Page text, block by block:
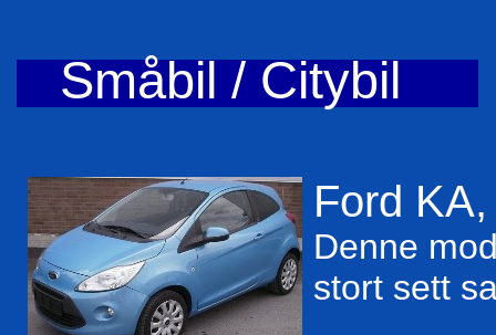
Småbil / Citybil
Ford
Denne
stort sett